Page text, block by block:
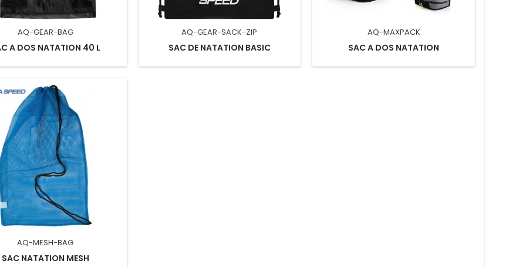
AQ-GEAR-BAG
A DOS NATATION 40 L
AQ-GEAR-SACK-ZIP
SAC DE NATATION BASIC
AQ-MAXPACK
SAC A DOS NATATION
AQ-MESH-BAG
SAC NATATION MESH